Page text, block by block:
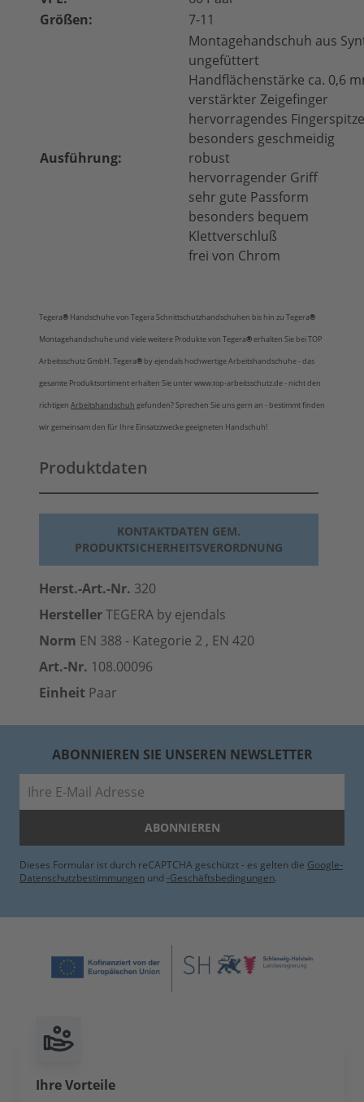
Größen:
7-11
Ausführung:
Montagehandschuh aus
ungefüttert
Handflächenstärke ca. 0,6
verstärkter Zeigefinger
hervorragendes
besonders geschmeidig
robust
hervorragender Griff
sehr gute Passform
besonders bequem
Klettverschluß
frei von Chrom
Tegera® Handschuhevon Tegera Schnittschutzhandschuhen bis hin zu Tegera®
Montagehandschuhe und viele weitere Produkte von Tegera®erhalten Sie bei TOP
Arbeitsschutz GmbH. Tegera® by ejendals hochwertige Arbeitshandschuhe - das
gesamte Produktsortiment erhalten Sie unter www.top-arbeitsschutz.de - nicht den
richtigen Arbeitshandschuh gefunden? Sprechen Sie uns gern an - bestimmt finden
wir gemeinsam den für Ihre Einsatzzwecke geeigneten Handschuh!
Produktdaten
KONTAKTDATEN GEM.
PRODUKTSICHERHEITSVERORDNUNG
Herst.-Art.-Nr. 320
HerstellerTEGERA by ejendals
Norm EN 388 - Kategorie 2 , EN 420
Art.-Nr. 108.00096
Einheit Paar
ABONNIEREN SIE UNSEREN NEWSLETTER
ABONNIEREN
Dieses Formular ist durch reCAPTCHA geschützt - es gelten die Google-
Datenschutzbestimmungen und -Geschäftsbedingungen.
Ihre Vorteile